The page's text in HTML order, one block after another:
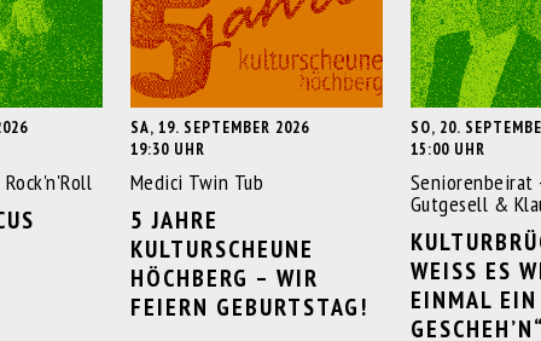
SA, 19. SEPTEMBER 2026
19:30 UHR
Medici Twin Tub
5 JAHRE
KULTURSCHEUNE
HÖCHBERG – WIR
FEIERN GEBURTSTAG!
SO, 20.
15:00 UHR
Seniorenbeirat
Gutgesell &
WEISS ES
INMAL EIN
ESCHEH’N“